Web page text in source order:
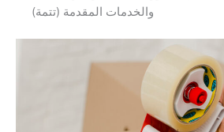
والخدمات المقدمة (تتمة)